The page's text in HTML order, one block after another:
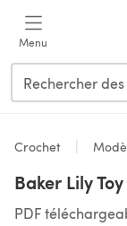
Menu
Crochet
Baker Lily
PDF